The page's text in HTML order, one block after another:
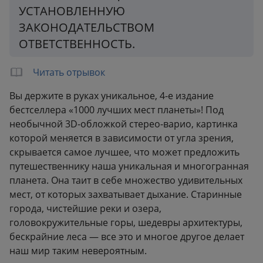
УСТАНОВЛЕННУЮ
ЗАКОНОДАТЕЛЬСТВОМ
ОТВЕТСТВЕННОСТЬ.
Читать отрывок
Вы держите в руках уникальное, 4-е издание
бестселлера «1000 лучших мест планеты»! Под
необычной 3D-обложкой стерео-варио, картинка
которой меняется в зависимости от угла зрения,
скрывается самое лучшее, что может предложить
путешественнику наша уникальная и многогранная
планета. Она таит в себе множество удивительных
мест, от которых захватывает дыхание. Старинные
города, чистейшие реки и озера,
головокружительные горы, шедевры архитектуры,
бескрайние леса — все это и многое другое делает
наш мир таким невероятным.